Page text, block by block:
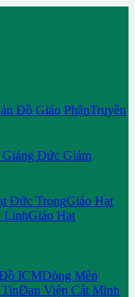
Đồ Giáo PhậnTruyền
Giảng Đức Giám
Đức TrọngGiáo Hạt
LinhGiáo Hạt
ICMDòng Mến
Đan Viện Cát Minh